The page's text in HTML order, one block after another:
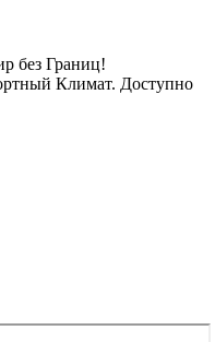
без Границ!
Климат. Доступно